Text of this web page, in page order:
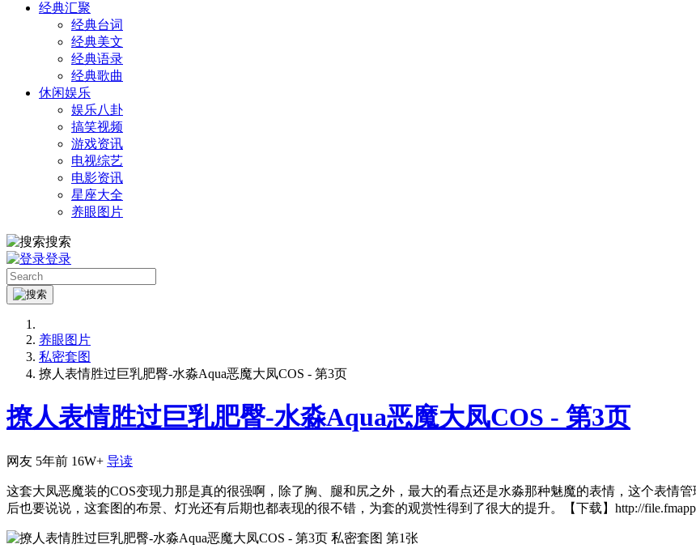
经典汇聚
经典台词
经典美文
经典语录
经典歌曲
休闲娱乐
娱乐八卦
搞笑视频
游戏资讯
电视综艺
电影资讯
星座大全
养眼图片
搜索
登录
养眼图片
私密套图
撩人表情胜过巨乳肥臀-水淼Aqua恶魔大凤COS - 第3页
撩人表情胜过巨乳肥臀-水淼Aqua恶魔大凤COS - 第3页
网友 5年前 16W+ 导读
这套大凤恶魔装的COS变现力那是真的很强啊，除了胸、腿和尻之外，最大的看点还是水淼那种魅魔的表情，这个表情
后也要说说，这套图的布景、灯光还有后期也都表现的很不错，为套的观赏性得到了很大的提升。【下载】http://